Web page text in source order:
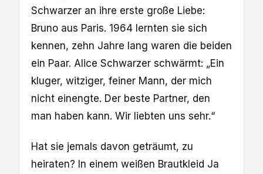
Schwarzer an ihre erste große Liebe:
Bruno aus Paris. 1964 lernten sie sich
kennen, zehn Jahre lang waren die beiden
ein Paar. Alice Schwarzer schwärmt: „Ein
kluger, witziger, feiner Mann, der mich
nicht einengte. Der beste Partner, den
man haben kann. Wir liebten uns sehr.“
Hat sie jemals davon geträumt, zu
heiraten? In einem weißen Brautkleid Ja